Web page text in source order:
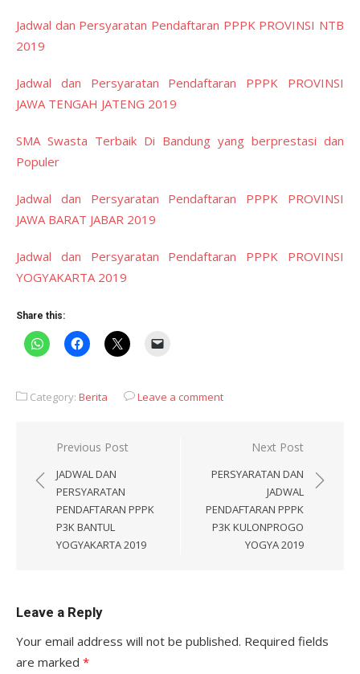
Jadwal dan Persyaratan Pendaftaran PPPK PROVINSI NTB
2019
Jadwal dan Persyaratan Pendaftaran PPPK PROVINSI
JAWA TENGAH JATENG 2019
SMA Swasta Terbaik Di Bandung yang berprestasi dan
Populer
Jadwal dan Persyaratan Pendaftaran PPPK PROVINSI
JAWA BARAT JABAR 2019
Jadwal dan Persyaratan Pendaftaran PPPK PROVINSI
YOGYAKARTA 2019
Share this:
Category: Berita Leave a comment
Post
navigation
Previous Post
JADWAL DAN
PERSYARATAN
PENDAFTARAN PPPK
P3K BANTUL
YOGYAKARTA 2019
Next Post
PERSYARATAN DAN
JADWAL
PENDAFTARAN PPPK
P3K KULONPROGO
YOGYA 2019
Leave a Reply
Your email address will not be published. Required fields
are marked *